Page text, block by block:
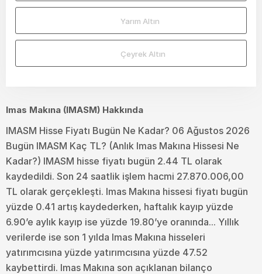
Yarım Altın
Çeyrek Altın
Imas Makına (IMASM) Hakkında
IMASM Hisse Fiyatı Bugün Ne Kadar? 06 Ağustos 2026
Bugün IMASM Kaç TL? (Anlık Imas Makına Hissesi Ne
Kadar?) IMASM hisse fiyatı bugün 2.44 TL olarak
kaydedildi. Son 24 saatlik işlem hacmi 27.870.006,00
TL olarak gerçekleşti. Imas Makına hissesi fiyatı bugün
yüzde 0.41 artış kaydederken, haftalık kayıp yüzde
6.90’e aylık kayıp ise yüzde 19.80’ye oranında... Yıllık
verilerde ise son 1 yılda Imas Makına hisseleri
yatırımcısına yüzde yatırımcısına yüzde 47.52
kaybettirdi. Imas Makına son açıklanan bilanço